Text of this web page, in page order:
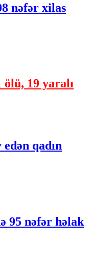
nəfər xilas
ölü, 19 yaralı
qadın
95 nəfər həlak